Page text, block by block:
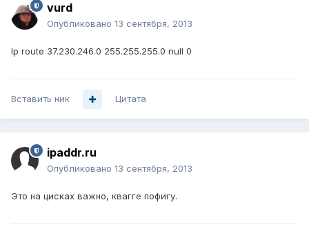
vurd
Опубликовано 13 сентября, 2013
Ip route 37.230.246.0 255.255.255.0 null 0
Вставить ник Цитата
ipaddr.ru
Опубликовано 13 сентября, 2013
Это на цисках важно, квагге пофигу.